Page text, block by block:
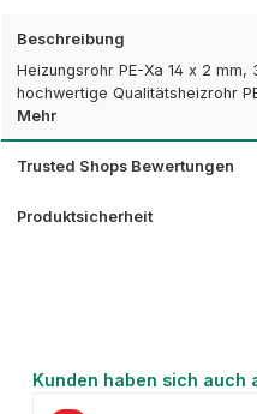
Beschreibung
Heizungsrohr PE-Xa 14 x 2
hochwertige Qualitätsheizrohr
Mehr
Trusted Shops Bewertungen
Produktsicherheit
Produktgalerie überspringen
Kunden haben sich auch